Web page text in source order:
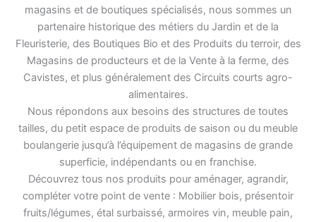
magasins et de boutiques spécialisés, nous sommes un
partenaire historique des métiers du Jardin et de la
Fleuristerie, des Boutiques Bio et des Produits du terroir, des
Magasins de producteurs et de la Vente à la ferme, des
Cavistes, et plus généralement des Circuits courts agro-
alimentaires.
Nous répondons aux besoins des structures de toutes
tailles, du petit espace de produits de saison ou du meuble
boulangerie jusqu’à l’équipement de magasins de grande
superficie, indépendants ou en franchise.
Découvrez tous nos produits pour aménager, agrandir,
compléter votre point de vente : Mobilier bois, présentoir
fruits/légumes, étal surbaissé, armoires vin, meuble pain,